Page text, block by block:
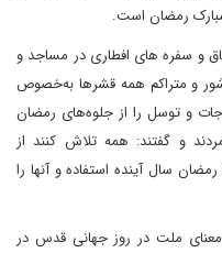
رمضان است.
و سفره های افطاری در مساجد و
و متراکم همه قشرها به‌خصوص
و توسل را از جلوه‌های رمضان
و گفتند: همه تلاش کنند از
سال آینده استفاده و آنها را
معنای ملت در روز جهانی قدس در